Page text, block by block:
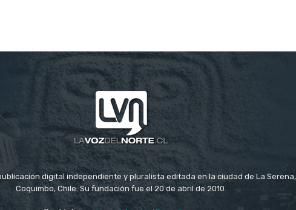
digital independiente y pluralista editada en la ciudad de La
Coquimbo, Chile. Su fundación fue el 20 de abril de 2010.